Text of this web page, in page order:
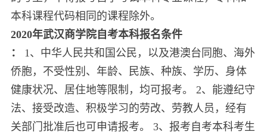
本科课程代码相同的课程除外。
2020年武汉商学院自考本科报名条件
：
1、中华人民共和国公民，以及港澳台同胞、海外
侨胞，不受性别、年龄、民族、种族、学历、身体
健康状况、居住地等限制，均可报考。 2、能遵纪守
法、接受改造、积极学习的劳改、劳教人员，经有
关部门批准后也可申请报考。 3、报考自考本科考生